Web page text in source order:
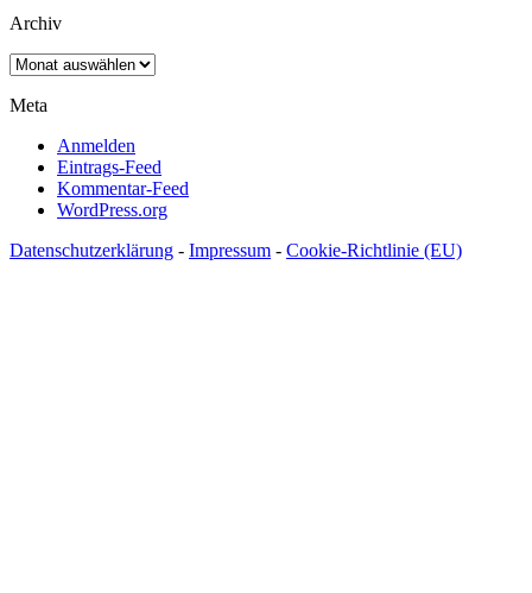
Archiv
Archiv
Meta
Anmelden
Eintrags-Feed
Kommentar-Feed
WordPress.org
Datenschutzerklärung - Impressum - Cookie-Richtlinie (EU)